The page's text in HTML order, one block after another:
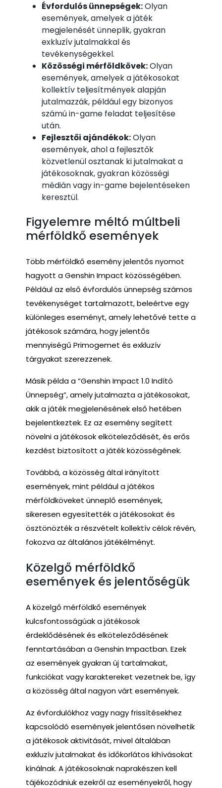
Évfordulós ünnepségek:Olyan
események, amelyek a játék
megjelenését ünneplik, gyakran
exkluzív jutalmakkal és
tevékenységekkel.
Közösségi mérföldkövek:Olyan
események, amelyek a játékosokat
kollektív teljesítmények alapján
jutalmazzák, például egy bizonyos
számú in-game feladat teljesítése
után.
Fejlesztői ajándékok:Olyan
események, ahol a fejlesztők
közvetlenül osztanak ki jutalmakat a
játékosoknak, gyakran közösségi
médián vagy in-game bejelentéseken
keresztül.
Figyelemre méltó múltbeli
mérföldkő események
Több mérföldkő esemény jelentős nyomot
hagyott a Genshin Impact közösségében.
Például az első évfordulós ünnepség számos
tevékenységet tartalmazott, beleértve egy
különleges eseményt, amely lehetővé tette a
játékosok számára, hogy jelentős
mennyiségű Primogemet és exkluzív
tárgyakat szerezzenek.
Másik példa a “Genshin Impact 1.0 Indító
Ünnepség”, amely jutalmazta a játékosokat,
akik a játék megjelenésének első hetében
bejelentkeztek. Ez az esemény segített
növelni a játékosok elköteleződését, és erős
kezdést biztosított a játék közösségének.
Továbbá, a közösség által irányított
események, mint például a játékos
mérföldköveket ünneplő események,
sikeresen egyesítették a játékosokat és
ösztönözték a részvételt kollektív célok révén,
fokozva az általános játékélményt.
Közelgő mérföldkő
események és jelentőségük
A közelgő mérföldkő események
kulcsfontosságúak a játékosok
érdeklődésének és elköteleződésének
fenntartásában a Genshin Impactban. Ezek
az események gyakran új tartalmakat,
funkciókat vagy karaktereket vezetnek be, így
a közösség által nagyon várt események.
Az évfordulókhoz vagy nagy frissítésekhez
kapcsolódó események jelentősen növelhetik
a játékosok aktivitását, mivel általában
exkluzív jutalmakat és időkorlátos kihívásokat
kínálnak. A játékosoknak naprakészen kell
tájékozódniuk ezekről az eseményekről, hogy